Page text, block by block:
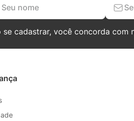
se cadastrar, você concorda com